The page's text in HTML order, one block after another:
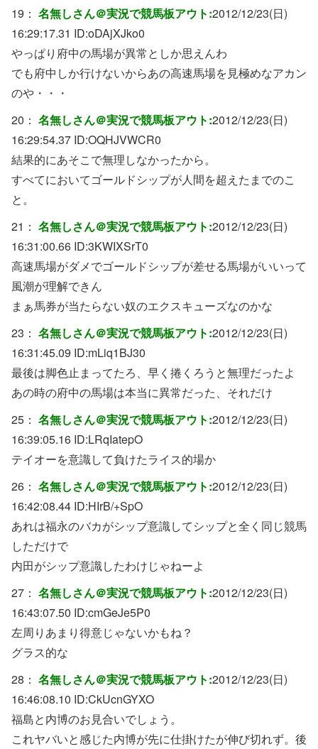
19： 名無しさん＠実況で競馬板アウト:2012/12/23(日)
16:29:17.31 ID:oDAjXJko0
やっぱり府中の馬場が異常としか思えんわ
でも府中しか行けないからあの高速馬場を見極めなアカン
のや・・・
20： 名無しさん＠実況で競馬板アウト:2012/12/23(日)
16:29:54.37 ID:OQHJVWCR0
結果的にあそこで無理しなかったから。
すべてにおいてゴールドシップが人間を超えたまでのこ
と。
21： 名無しさん＠実況で競馬板アウト:2012/12/23(日)
16:31:00.66 ID:3KWIXSrT0
高速馬場がダメでゴールドシップが差せる馬場がいいって
風潮が理解できん
まぁ馬券が当たらない奴のエクスキューズなのかな
23： 名無しさん＠実況で競馬板アウト:2012/12/23(日)
16:31:45.09 ID:mLiq1BJ30
最後は脚色止まってたろ、早く捲くろうと無理だったよ
あの時の府中の馬場は本当に異常だった、それだけ
25： 名無しさん＠実況で競馬板アウト:2012/12/23(日)
16:39:05.16 ID:LRqIatepO
テイオーを意識して負けたライス的場か
26： 名無しさん＠実況で競馬板アウト:2012/12/23(日)
16:42:08.44 ID:HIrB/+SpO
あれは福永のバカがシップ意識してシップと全く同じ競馬
しただけで
内田がシップ意識したわけじゃねーよ
27： 名無しさん＠実況で競馬板アウト:2012/12/23(日)
16:43:07.50 ID:cmGeJe5P0
左周りあまり得意じゃないかもね？
グラス的な
28： 名無しさん＠実況で競馬板アウト:2012/12/23(日)
16:46:08.10 ID:CkUcnGYXO
福島と内博のお見合いでしょう。
これヤバいと感じた内博が先に仕掛けたが伸び切れず。後